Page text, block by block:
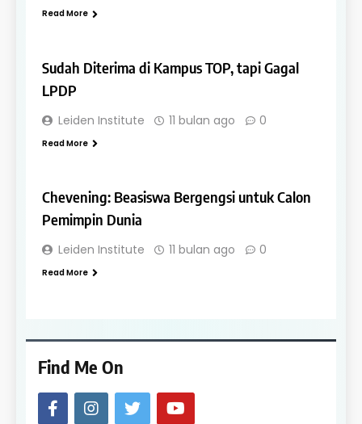
Find Me On
Read More
Sudah Diterima di Kampus TOP, tapi Gagal
LPDP
Leiden Institute 11 bulan ago 0
Read More
Chevening: Beasiswa Bergengsi untuk Calon
Pemimpin Dunia
Leiden Institute 11 bulan ago 0
Read More